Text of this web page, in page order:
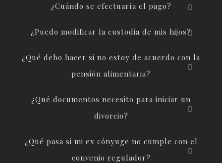
¿Cuándo se efectuaría el pago?
¿Puedo modificar la custodia de mis hijos?
¿Qué debo hacer si no estoy de acuerdo con la
pensión alimentaria?
¿Qué documentos necesito para iniciar un
divorcio?
¿Qué pasa si mi ex cónyuge no cumple con el
convenio regulador?